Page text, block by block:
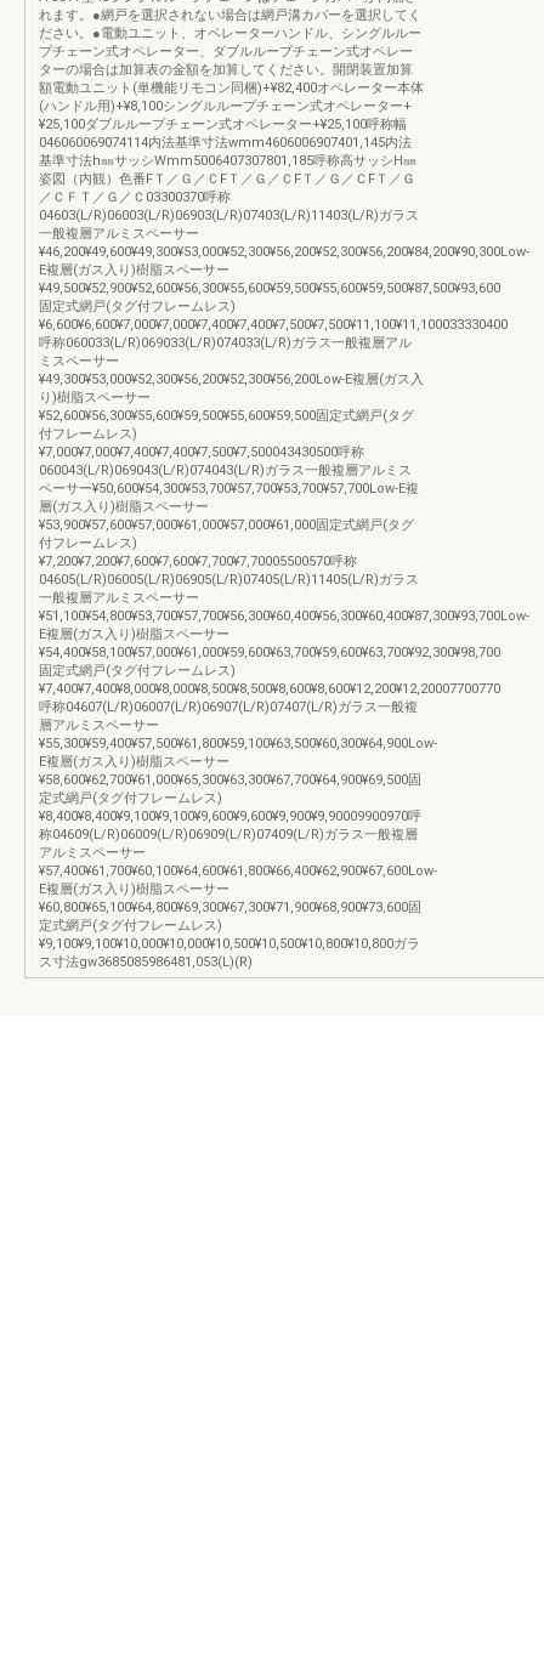
れます。●網戸を選択されない場合は網戸溝カバーを選択してく
ださい。●電動ユニット、オペレーターハンドル、シングルルー
プチェーン式オペレーター、ダブルループチェーン式オペレー
ターの場合は加算表の金額を加算してください。開閉装置加算
額電動ユニット(単機能リモコン同梱)+¥82,400オペレーター本体
(ハンドル用)+¥8,100シングルループチェーン式オペレーター+
¥25,100ダブルループチェーン式オペレーター+¥25,100呼称幅
046060069074114内法基準寸法wmm4606006907401,145内法
基準寸法h㎜サッシWmm5006407307801,185呼称高サッシH㎜
姿図（内観）色番FＴ／Ｇ／ＣFＴ／Ｇ／ＣFＴ／Ｇ／ＣFＴ／Ｇ
／ＣＦＴ／Ｇ／Ｃ03300370呼称
04603(L/R)06003(L/R)06903(L/R)07403(L/R)11403(L/R)ガラス
一般複層アルミスペーサー
¥46,200¥49,600¥49,300¥53,000¥52,300¥56,200¥52,300¥56,200¥84,200¥90,300Low-
E複層(ガス入り)樹脂スペーサー
¥49,500¥52,900¥52,600¥56,300¥55,600¥59,500¥55,600¥59,500¥87,500¥93,600
固定式網戸(タグ付フレームレス)
¥6,600¥6,600¥7,000¥7,000¥7,400¥7,400¥7,500¥7,500¥11,100¥11,100033330400
呼称060033(L/R)069033(L/R)074033(L/R)ガラス一般複層アル
ミスペーサー
¥49,300¥53,000¥52,300¥56,200¥52,300¥56,200Low-E複層(ガス入
り)樹脂スペーサー
¥52,600¥56,300¥55,600¥59,500¥55,600¥59,500固定式網戸(タグ
付フレームレス)
¥7,000¥7,000¥7,400¥7,400¥7,500¥7,500043430500呼称
060043(L/R)069043(L/R)074043(L/R)ガラス一般複層アルミス
ペーサー¥50,600¥54,300¥53,700¥57,700¥53,700¥57,700Low-E複
層(ガス入り)樹脂スペーサー
¥53,900¥57,600¥57,000¥61,000¥57,000¥61,000固定式網戸(タグ
付フレームレス)
¥7,200¥7,200¥7,600¥7,600¥7,700¥7,70005500570呼称
04605(L/R)06005(L/R)06905(L/R)07405(L/R)11405(L/R)ガラス
一般複層アルミスペーサー
¥51,100¥54,800¥53,700¥57,700¥56,300¥60,400¥56,300¥60,400¥87,300¥93,700Low-
E複層(ガス入り)樹脂スペーサー
¥54,400¥58,100¥57,000¥61,000¥59,600¥63,700¥59,600¥63,700¥92,300¥98,700
固定式網戸(タグ付フレームレス)
¥7,400¥7,400¥8,000¥8,000¥8,500¥8,500¥8,600¥8,600¥12,200¥12,20007700770
呼称04607(L/R)06007(L/R)06907(L/R)07407(L/R)ガラス一般複
層アルミスペーサー
¥55,300¥59,400¥57,500¥61,800¥59,100¥63,500¥60,300¥64,900Low-
E複層(ガス入り)樹脂スペーサー
¥58,600¥62,700¥61,000¥65,300¥63,300¥67,700¥64,900¥69,500固
定式網戸(タグ付フレームレス)
¥8,400¥8,400¥9,100¥9,100¥9,600¥9,600¥9,900¥9,90009900970呼
称04609(L/R)06009(L/R)06909(L/R)07409(L/R)ガラス一般複層
アルミスペーサー
¥57,400¥61,700¥60,100¥64,600¥61,800¥66,400¥62,900¥67,600Low-
E複層(ガス入り)樹脂スペーサー
¥60,800¥65,100¥64,800¥69,300¥67,300¥71,900¥68,900¥73,600固
定式網戸(タグ付フレームレス)
¥9,100¥9,100¥10,000¥10,000¥10,500¥10,500¥10,800¥10,800ガラ
ス寸法gw3685085986481,053(L)(R)